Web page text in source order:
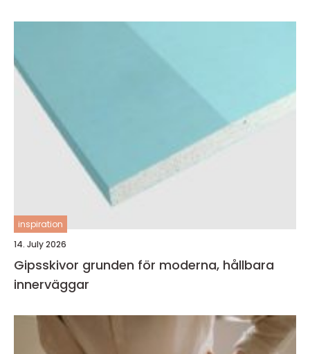
inspiration
14. July 2026
Gipsskivor grunden för moderna, hållbara
innerväggar